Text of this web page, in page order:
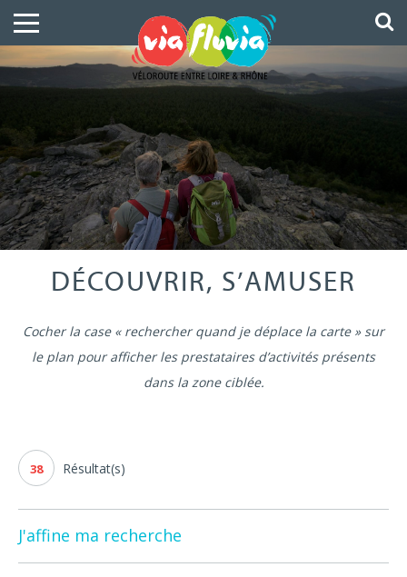
DÉCOUVRIR, S’AMUSER
Cocher la case « rechercher quand je déplace la carte » sur
le plan pour afficher les prestataires d’activités présents
dans la zone ciblée.
38 Résultat(s)
J'affine ma recherche